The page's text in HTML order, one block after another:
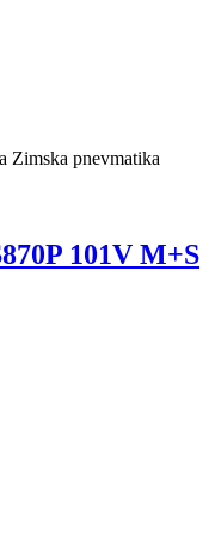
Zimska pnevmatika
101V M+S